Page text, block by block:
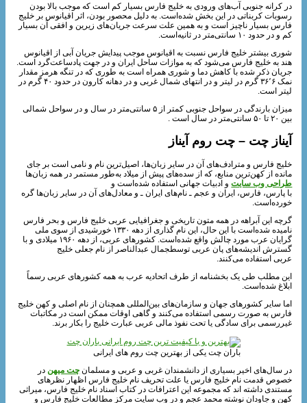
در کرانه جنوبی آب‌های ورودی به خلیج فارس بسیار کم است که موجب بالا بودن
رسوبات کربناتی در این بخش شده‌است. به دلیل محصور بودن، اثر اقیانوس بر خلیج
فارس بسیار ناچیز است و به همین علت سرعت جریان‌های زیرین و افقی آن بسیار
کم و در حدود ۱۰ سانتی‌متر در ثانیه‌است.
شوری بیشتر خلیج فارس نسبت به اقیانوس موجب پیدایش جریان آبی از اقیانوس
هند به خلیج فارس می‌شود که به موازات ساحل ایران و در جهت پادساعت‌گرد است.
جریان ذکر شده با کاهش دما و شوری همراه است به‌ طوری‌ که در تنگه هرمز مقدار
نمک ۳۶٬۶ گرم در لیتر و در انتهای شمال غربی و در دهانه کارون در حدود ۴۰ گرم در
لیتر است.
میزان بارندگی در سواحل جنوبی کمتر از ۵ سانتی‌متر در سال و در سواحل شمالی
بین ۲۰ تا ۵۰ سانتی‌متر در سال است .
آیناز چت – چت روم آیناز
خلیج فارس و مترادف‌های آن در سایر زبان‌ها، اصیل‌ترین نام و نامی است بر جای
مانده از کهن‌ترین منابع، که از سده‌های پیش از میلاد به‌طور مستمر در همه زبان‌ها
طراحی وب سایتو ادبیات جهانی استفاده شده‌است و
با پارس، فارس، ایران و عجم ـ نام‌های ایران ـ و معادل‌های آن در سایر زبان‌ها گره
خورده‌است.
گرچه این آبراهه در همه متون تاریخی و جغرافیایی عربی خلیج فارس و بحر فارس
نامیده شده‌است با این حال، این نام‌ گذاری از دهه ۱۳۳۰ خورشیدی از سوی ملی‌
گرایان عرب مورد چالش واقع شده‌است. کشورهای عربی، از دهه ۱۹۶۰ میلادی و با
گسترش اندیشه‌های پان عربی توسطجمال عبدالناصر از نام جعلی خلیج
عربی استفاده می‌کنند.
این مطلب طی یک بخشنامه از طرف اتحادیه عرب به همه کشورهای عربی رسماً
ابلاغ شده‌است.
اما سایر کشورهای جهان و سازمان‌های بین‌المللی همچنان از نام اصلی و کهن خلیج
فارس به صورت رسمی استفاده می‌کنند و گاهی اوقات ممکن است در مکاتبات
غیررسمی برای سادگی یا تحت نفوذ مالی عربی عبارت خلیج را بکار برند.
باران چت یکی از بهترین چت روم های ایرانی
در سال‌های اخیر بسیاری از دانشمندان غربی و عربی و مسلمانچت میهندر
خصوص قدمت نام خلیج فارس یا علت تحریف نام خلیج فارس اظهار نظرهای
مستندی داشته‌ اند که مجموعه این اعترافات در کتاب اسناد نام خلیج فارس، میراثی
کهن و جاودان نوشته محمد عجم و در وب سایت مرکز مطالعات خلیج فارس و